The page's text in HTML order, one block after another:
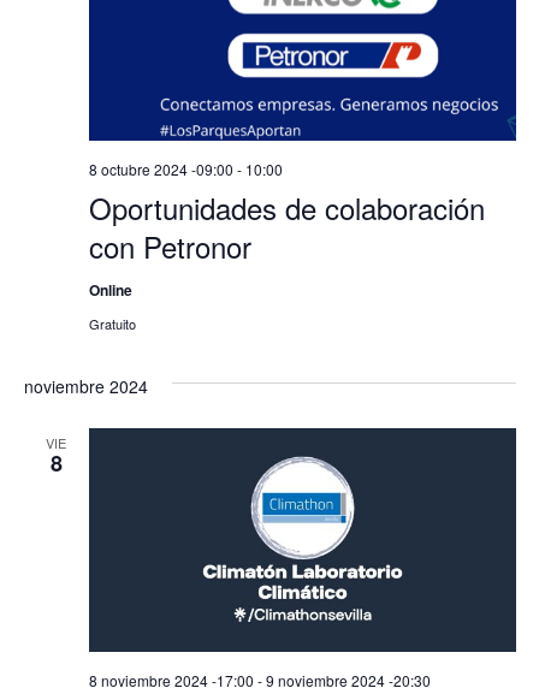
Oportunidades de colaboración
con Petronor
8 octubre 2024 -09:00 - 10:00
Online
Gratuito
noviembre 2024
VIE
8
8 noviembre 2024 -17:00 -9 noviembre 2024 -20:30